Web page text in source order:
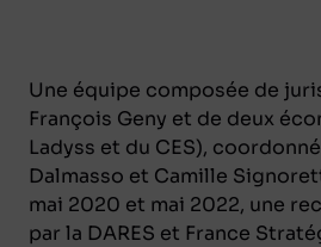
Une équipe composée de
François Geny et de deux
Ladyss et du CES),
Dalmasso et Camille
mai 2020 et mai 2022, une
par la DARES et France